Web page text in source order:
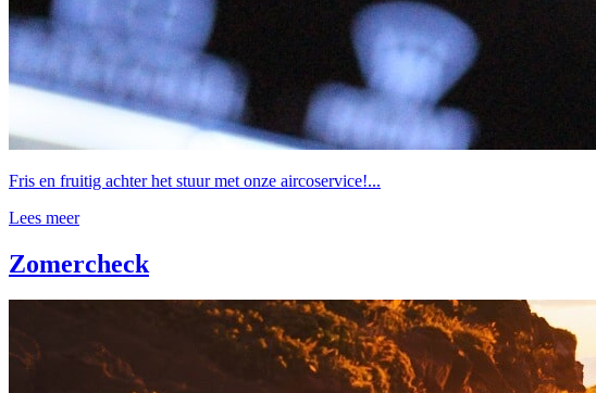
Fris en fruitig achter het stuur met onze aircoservice!...
Lees meer
Zomercheck